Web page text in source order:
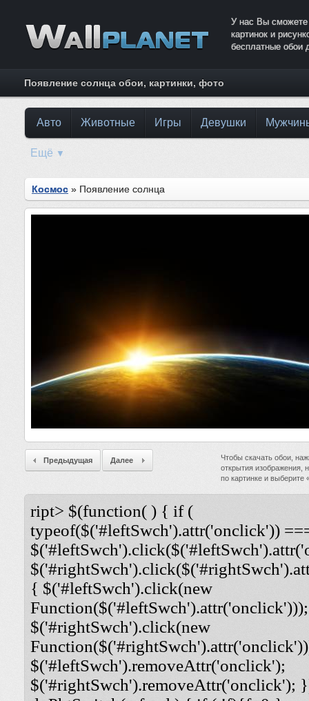
У нас Вы сможете
картинок и
бесплатные обои
Появление солнца обои, картинки, фото
Авто Животные Игры Девушки
Ещё ▼
Космос » Появление солнца
Чтобы скачать обои,
открытия изображения,
по картинке и
Предыдущая Далее
ript> $(function( ) { if (
typeof($('#leftSwch').attr('onclick'))
{ $('#leftSwch').click(new
Function($('#leftSwch').attr('onclick')));
$('#rightSwch').click(new
$('#leftSwch').removeAttr('onclick');
$('#rightSwch').removeAttr('onclick');